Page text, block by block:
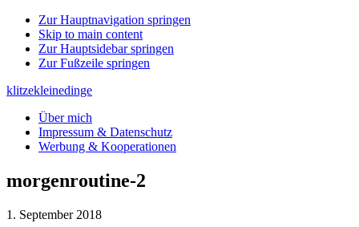
Zur Hauptnavigation springen
Skip to main content
Zur Hauptsidebar springen
Zur Fußzeile springen
klitzekleinedinge
Über mich
Impressum & Datenschutz
Werbung & Kooperationen
morgenroutine-2
1. September 2018